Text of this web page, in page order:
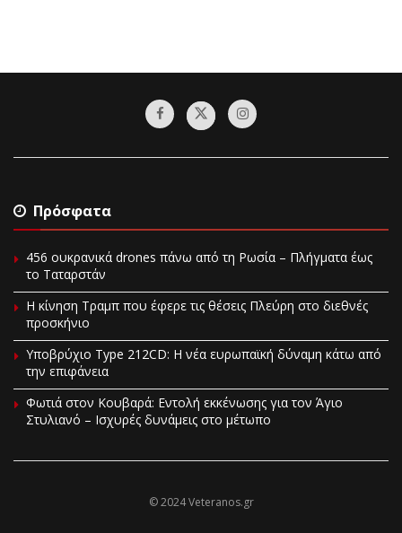
Πρόσφατα
456 ουκρανικά drones πάνω από τη Ρωσία – Πλήγματα έως
το Ταταρστάν
Η κίνηση Τραμπ που έφερε τις θέσεις Πλεύρη στο διεθνές
προσκήνιο
Υποβρύχιο Type 212CD: Η νέα ευρωπαϊκή δύναμη κάτω από
την επιφάνεια
Φωτιά στον Κουβαρά: Εντολή εκκένωσης για τον Άγιο
Στυλιανό – Ισχυρές δυνάμεις στο μέτωπο
© 2024 Veteranos.gr